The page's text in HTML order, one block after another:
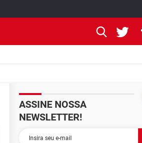
ASSINE NOSSA
NEWSLETTER!